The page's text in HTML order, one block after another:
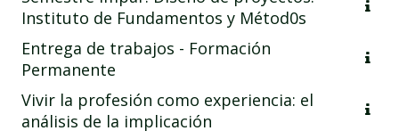
Instituto de Fundamentos y Métod0s
Entrega de trabajos - Formación
Permanente
Vivir la profesión como experiencia: el
análisis de la implicación